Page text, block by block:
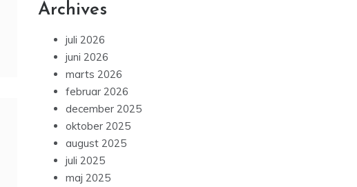
Archives
juli 2026
juni 2026
marts 2026
februar 2026
december 2025
oktober 2025
august 2025
juli 2025
maj 2025